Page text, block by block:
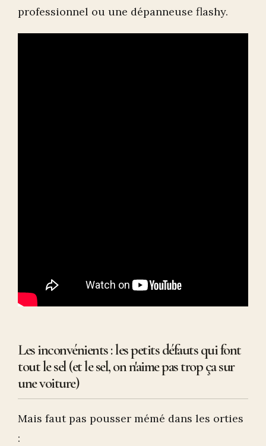
professionnel ou une dépanneuse flashy.
Les inconvénients : les petits défauts qui font
tout le sel (et le sel, on n'aime pas trop ça sur
une voiture)
Mais faut pas pousser mémé dans les orties
: